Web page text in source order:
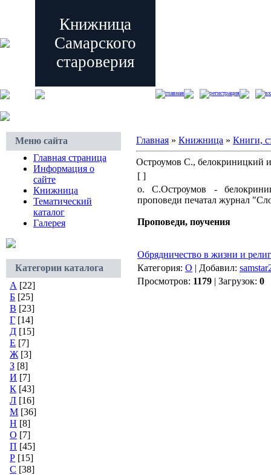
Книжница
Самарского
староверия
главная регистрация
Меню сайта
Главная страница
Информация о
сайте
Книжница
Тематический
каталог
Галерея
Категории каталога
А [22]
Б [25]
В [23]
Г [14]
Д [15]
Е [7]
Ж [3]
З [8]
И [7]
К [43]
Л [16]
М [36]
Н [8]
О [7]
П [45]
Р [15]
С [38]
Главная » Книжница » Книги,
Остроумов С., белокриницкий
[ ]
о. С.Остроумов -
проповеди печатал журнал
Проповеди, поучения
Обрядничество в жизни и
Категория: О | Добавил:
Просмотров: 1179 | Загрузок: 0